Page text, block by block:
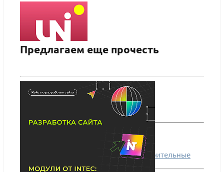
конструктором дизайна
ПОДРОБНЕЕ
Предлагаем еще прочесть
Разработка сайта для компании «Строительные